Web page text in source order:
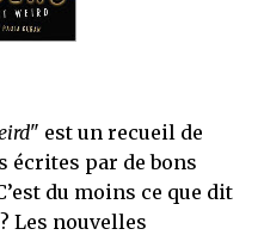
" est un recueil de
écrites par de bons
du moins ce que dit
Les nouvelles